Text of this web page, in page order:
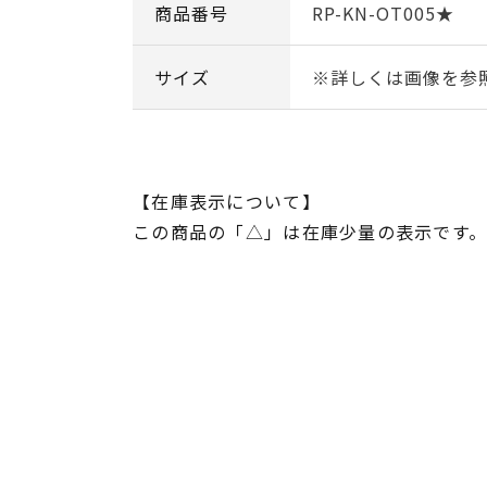
商品番号 RP-KN-OT005★
サイズ ※詳しくは画像を参
【在庫表示について】
この商品の「△」は在庫少量の表示です。